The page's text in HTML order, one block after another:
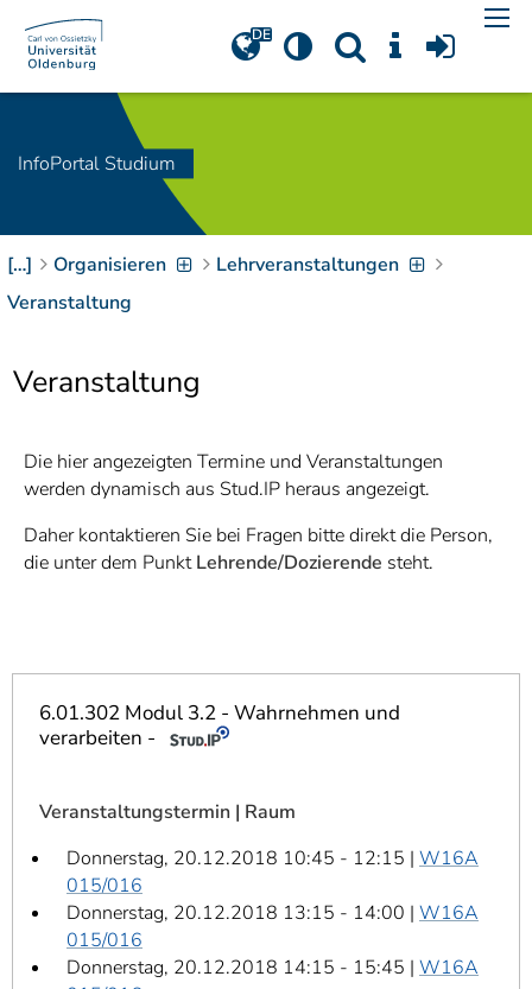
Navigation[Access-Key 1
Choose other language
Zum Inhalt springen
[Access-Key 2
Zur Suche springen
[Access-Key 4]
Zur Hauptnavigation
Zielgruppennavigation
springen
Zur
Brotkrumennavigation
7]
Informationen zur
InfoPortal Studium
[…] Organisieren
Lehrveranstaltungen
Veranstaltung
Veranstaltung
Die hier angezeigten Termine und Veranstaltungen
werden dynamisch aus Stud.IP heraus angezeigt.
Daher kontaktieren Sie bei Fragen bitte direkt die Person,
die unter dem PunktLehrende/Dozierende steht.
6.01.302 Modul 3.2 - Wahrnehmen und
verarbeiten -
Veranstaltungstermin | Raum
Donnerstag, 20.12.2018 10:45 - 12:15 | W16A
015/016
Donnerstag, 20.12.2018 13:15 - 14:00 | W16A
015/016
Donnerstag, 20.12.2018 14:15 - 15:45 | W16A